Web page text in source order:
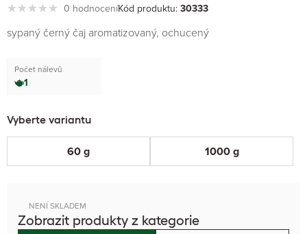
0 hodnoceníKód produktu: 30333
sypaný černý čaj aromatizovaný, ochucený
Počet nálevů
1
Vyberte variantu
60 g 1000 g
NENÍ SKLADEM
Zobrazit produkty z kategorie